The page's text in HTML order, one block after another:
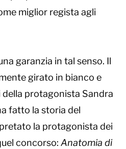
miglior regista agli
garanzia in tal senso. Il
girato in bianco e
della protagonista Sandra
fatto la storia del
la protagonista dei
concorso: Anatomia di